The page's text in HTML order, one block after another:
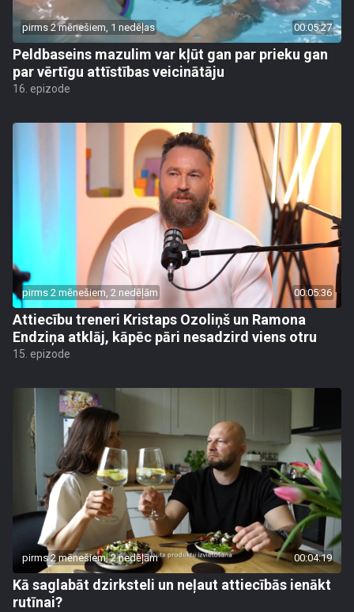
pirms 2 mēnešiem, 1 nedēļas 00:05:27
Peldbaseins mazulim var kļūt gan par prieku gan
par vērtīgu attīstības veicinātāju
16. epizode
pirms 2 mēnešiem, 2 nedēļām 00:05:36
Attiecību treneri Kristaps Ozoliņš un Ramona
Endziņa atklāj, kāpēc pāri nesadzird viens otru
15. epizode
pirms 2 mēnešiem, 2 nedēļām 00:04:19
Kā saglabāt dzirksteli un neļaut attiecībās ienākt
rutīnai?